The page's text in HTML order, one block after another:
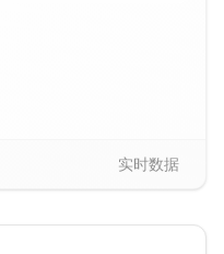
实时数据